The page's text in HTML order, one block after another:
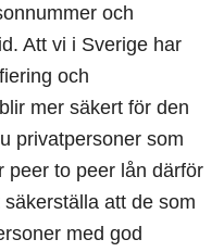
och
Att vi i Sverige har
och
mer säkert för den
privatpersoner som
peer to peer lån därför
att de som
med god